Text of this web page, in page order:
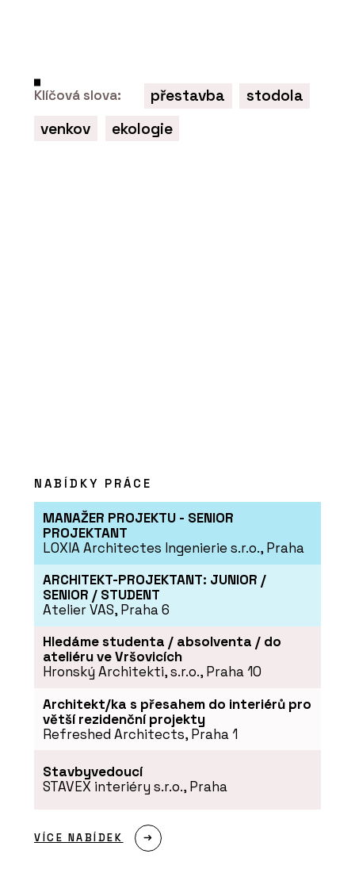
Klíčová slova: přestavba
stodola
venkov
ekologie
NABÍDKY PRÁCE
MANAŽER PROJEKTU - SENIOR
PROJEKTANT
LOXIA Architectes Ingenierie s.r.o., Praha
ARCHITEKT-PROJEKTANT: JUNIOR /
SENIOR / STUDENT
Atelier VAS, Praha 6
Hledáme studenta / absolventa / do
ateliéru ve Vršovicích
Hronský Architekti, s.r.o., Praha 10
Architekt/ka s přesahem do interiérů pro
větší rezidenční projekty
Refreshed Architects, Praha 1
Stavbyvedoucí
STAVEX interiéry s.r.o., Praha
VÍCE NABÍDEK